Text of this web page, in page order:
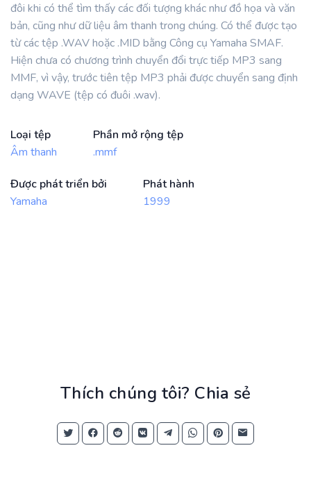
đôi khi có thể tìm thấy các đối tượng khác như đồ họa và văn
bản, cũng như dữ liệu âm thanh trong chúng. Có thể được tạo
từ các tệp .WAV hoặc .MID bằng Công cụ Yamaha SMAF.
Hiện chưa có chương trình chuyển đổi trực tiếp MP3 sang
MMF, vì vậy, trước tiên tệp MP3 phải được chuyển sang định
dạng WAVE (tệp có đuôi .wav).
Loại tệp
Âm thanh
Phần mở rộng tệp
.mmf
Được phát triển bởi
Yamaha
Phát hành
1999
Thích chúng tôi? Chia sẻ